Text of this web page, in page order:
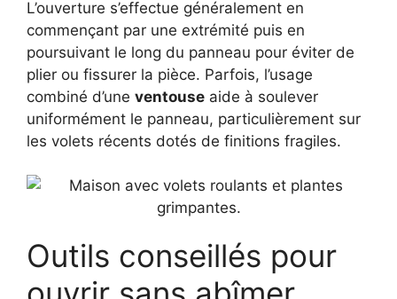
L’ouverture s’effectue généralement en
commençant par une extrémité puis en
poursuivant le long du panneau pour éviter de
plier ou fissurer la pièce. Parfois, l’usage
combiné d’une ventouse aide à soulever
uniformément le panneau, particulièrement sur
les volets récents dotés de finitions fragiles.
Outils conseillés pour